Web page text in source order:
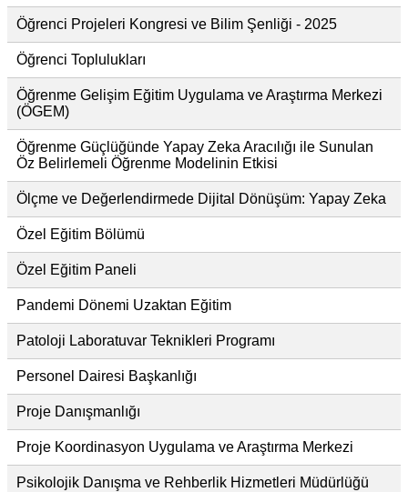
Öğrenci Projeleri Kongresi ve Bilim Şenliği - 2025
Öğrenci Toplulukları
Öğrenme Gelişim Eğitim Uygulama ve Araştırma Merkezi
(ÖGEM)
Öğrenme Güçlüğünde Yapay Zeka Aracılığı ile Sunulan
Öz Belirlemeli Öğrenme Modelinin Etkisi
Ölçme ve Değerlendirmede Dijital Dönüşüm: Yapay Zeka
Özel Eğitim Bölümü
Özel Eğitim Paneli
Pandemi Dönemi Uzaktan Eğitim
Patoloji Laboratuvar Teknikleri Programı
Personel Dairesi Başkanlığı
Proje Danışmanlığı
Proje Koordinasyon Uygulama ve Araştırma Merkezi
Psikolojik Danışma ve Rehberlik Hizmetleri Müdürlüğü